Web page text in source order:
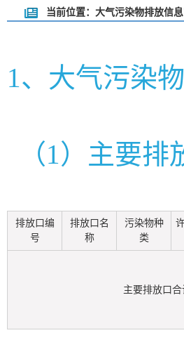
当前位置：大气污染物排放信
1、大气污染
（1）主要排
排放口编
号
排放口名
称
污染物种
类
主要排放口合